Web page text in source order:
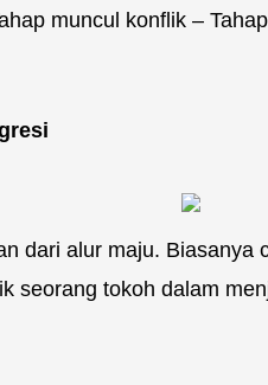
muncul konflik –
dari alur maju. Biasanya
seorang tokoh dalam